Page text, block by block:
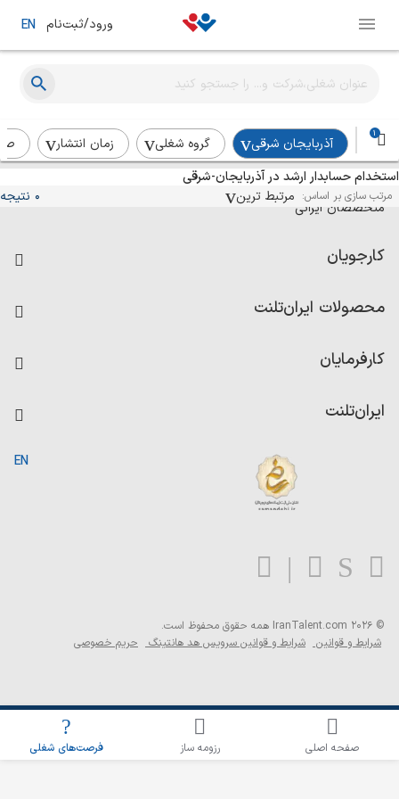
ورود/ثبت‌نام EN
1
آذربایجان شرقی گروه شغلی زمان انتشار
استخدام حسابدار ارشد در آذربایجان-شرقی
مرتب سازی بر اساس: مرتبط ترین 0 نتیجه
اطلاع‌رسانی شغلی را برای این جستجو فعال کنید
آگهی‌های استخدام و همکاری برای
متخصصان ایرانی
کارجویان
رزومه ساز
امتیاز شرکت‌ها
محصولات ایران‌تلنت
کاردیکس
کارفرمایان
ایران‌تلنت
بلاگ
EN
© 2026 IranTalent.com
همه حقوق محفوظ است.
شرایط و قوانین شرایط و قوانین سرویس هد هانتینگ حریم خصوصی
صفحه اصلی رزومه ساز فرصت‌های شغلی